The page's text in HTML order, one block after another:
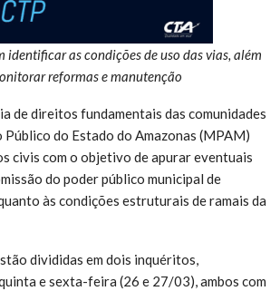
identificar as condições de uso das vias, além
reformas e manutenção
de direitos fundamentais das comunidades
do Estado do Amazonas (MPAM)
civis com o objetivo de apurar eventuais
do poder público municipal de
às condições estruturais de ramais da
divididas em dois inquéritos,
e sexta-feira (26 e 27/03), ambos com